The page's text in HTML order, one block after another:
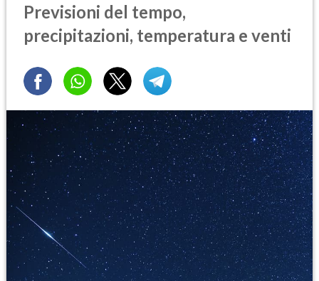
Previsioni del tempo,
precipitazioni, temperatura e venti